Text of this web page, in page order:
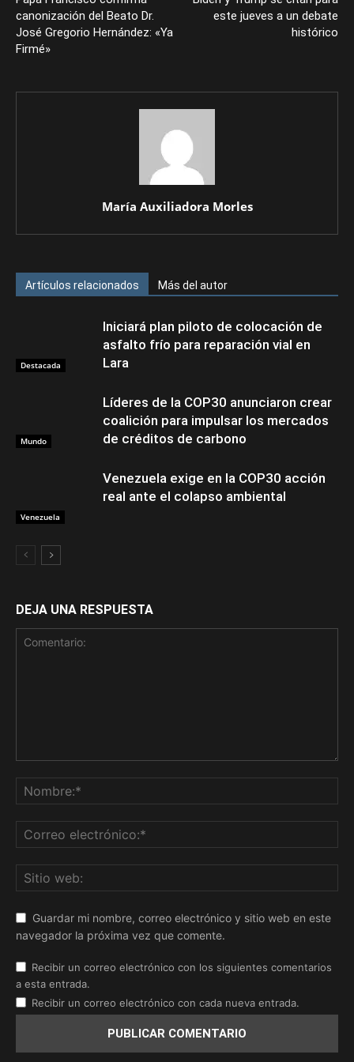
canonización del Beato Dr.
José Gregorio Hernández: «Ya
Firmé»
este jueves a un debate
histórico
María Auxiliadora Morles
Artículos relacionados Más del autor
Destacada
Iniciará plan piloto de colocación de
asfalto frío para reparación vial en
Lara
Mundo
Líderes de la COP30 anunciaron crear
coalición para impulsar los mercados
de créditos de carbono
Venezuela
Venezuela exige en la COP30 acción
real ante el colapso ambiental
DEJA UNA RESPUESTA
Guardar mi nombre, correo electrónico y sitio web en este
navegador la próxima vez que comente.
Recibir un correo electrónico con los siguientes comentarios
a esta entrada.
Recibir un correo electrónico con cada nueva entrada.